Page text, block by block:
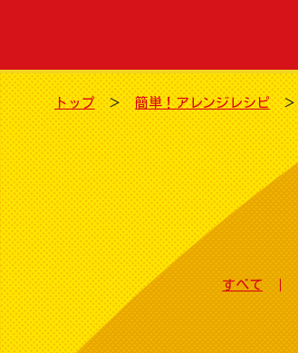
トップ 簡単！アレンジレシピ
すべて